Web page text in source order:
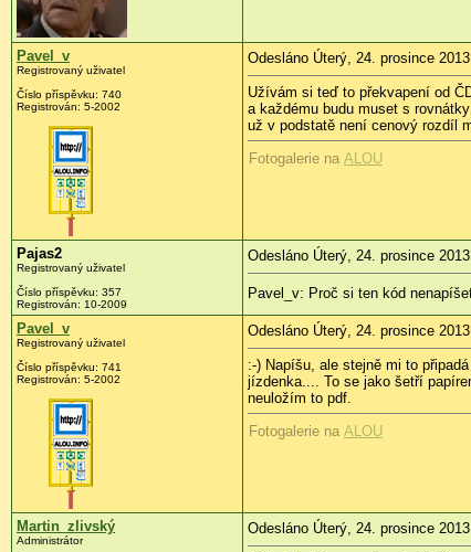
Pavel_v
Registrovaný uživatel
Číslo příspěvku: 740
Registrován: 5-2002
Odesláno Úterý, 24. prosince
Užívám si teď to překvapení od
a každému budu muset s
už v podstatě není cenový rozdíl
Fotogalerie na ALOU
Pajas2
Registrovaný uživatel
Číslo příspěvku: 357
Registrován: 10-2009
Odesláno Úterý, 24. prosince 2013
Pavel_v: Proč si ten kód
Pavel_v
Registrovaný uživatel
Číslo příspěvku: 741
Registrován: 5-2002
Odesláno Úterý, 24. prosince
:-) Napíšu, ale stejně mi to
jízdenka.... To se jako šetří
neuložím to pdf.
Fotogalerie na ALOU
Martin_zlivský
Administrátor
Odesláno Úterý, 24. prosince